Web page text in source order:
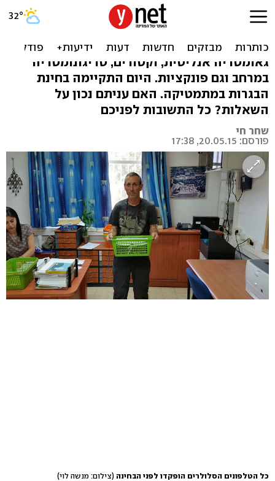
עניתם נכון? צפו בפתרון
הבגרות במתמטיקה
גאומטריה אנליטית, וקטורים, טריגונומטריה
במרחב וגם פונקציות. היום התקיימה בחינת
הבגרות במתמטיקה. האם עניתם נכון על
השאלות? כל התשובות לפניכם
שחר חי
פורסם: 20.05.15, 17:38
כל הטלפונים הסלולרים הופקדו לפני הבחינה (צילום: מנשה לוי)